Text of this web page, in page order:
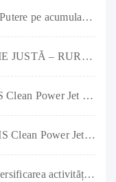
GIVEAWAY RURIS X-CHARGE – Putere pe acumulator și premii pe măsură!
ANGAJĂRI – PROIECT TRANZIȚIE JUSTĂ – RURIS IMPEX SRL
Câştigător spălător cu presiune RURIS Clean Power Jet 1300
Câștigă un Spălător cu Presiune RURIS Clean Power Jet 1300
Stadiul implementării proiectului „Diversificarea activității societății RURIS IMPEX SRL prin investiții în producția de remorci agricole și tractoare” a ajuns la 90%